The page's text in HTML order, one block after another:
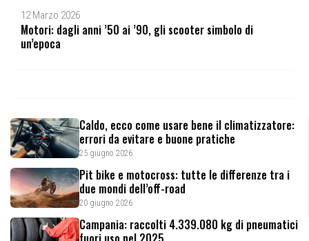
12 Marzo 2026
Motori: dagli anni ’50 ai ’90, gli scooter simbolo di
un’epoca
Caldo, ecco come usare bene il climatizzatore:
errori da evitare e buone pratiche
25 giugno 2026
Pit bike e motocross: tutte le differenze tra i
due mondi dell’off-road
20 giugno 2026
Campania: raccolti 4.339.080 kg di pneumatici